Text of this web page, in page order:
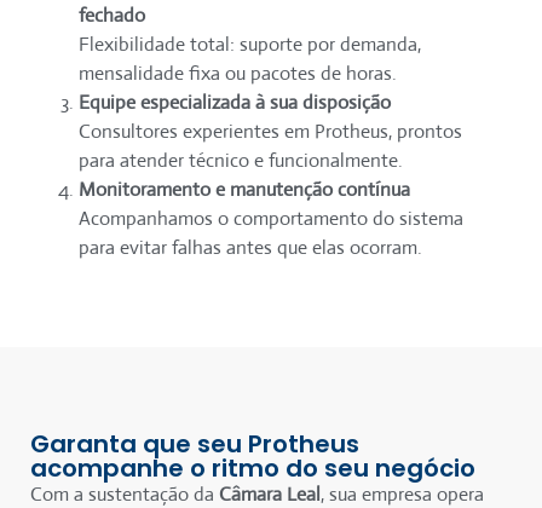
fechado
Flexibilidade total: suporte por demanda,
mensalidade fixa ou pacotes de horas.
Equipe especializada à sua disposição
Consultores experientes em Protheus, prontos
para atender técnico e funcionalmente.
Monitoramento e manutenção contínua
Acompanhamos o comportamento do sistema
para evitar falhas antes que elas ocorram.
Garanta que seu Protheus
acompanhe o ritmo do seu negócio
Com a sustentação da Câmara Leal, sua empresa opera